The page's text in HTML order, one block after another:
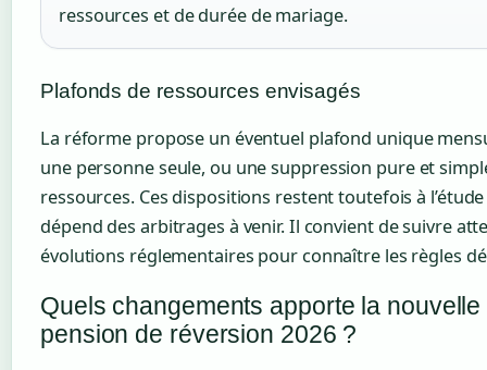
ressources et de durée de mariage.
Plafonds de ressources envisagés
La réforme propose un éventuel plafond unique
une personne seule, ou une suppression pure et
ressources. Ces dispositions restent toutefois à
dépend des arbitrages à venir. Il convient de suivre
évolutions réglementaires pour connaître les règles
Quels changements apporte la
pension de réversion 2026 ?